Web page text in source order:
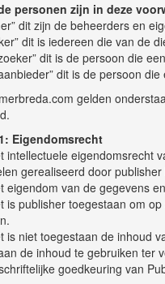
personen zijn in deze
dit zijn de beheerders en
dit is iedereen die van de
dit is de persoon die
dit is de persoon
gelden
Eigendomsrecht
intellectuele eigendomsrecht
gerealiseerd door
eigendom van de gegevens
is publisher toegestaan om
is niet toegestaan de inhoud
de inhoud te gebruiken ter
goedkeuring van